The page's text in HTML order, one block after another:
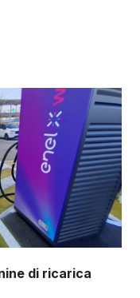
di ricarica